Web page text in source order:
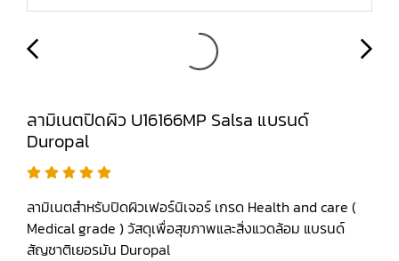
ลามิเนตปิดผิว U16166MP Salsa แบรนด์
Duropal
ลามิเนตสำหรับปิดผิวเฟอร์นิเจอร์ เกรด Health and care (
Medical grade ) วัสดุเพื่อสุขภาพและสิ่งแวดล้อม แบรนด์
สัญชาติเยอรมัน Duropal